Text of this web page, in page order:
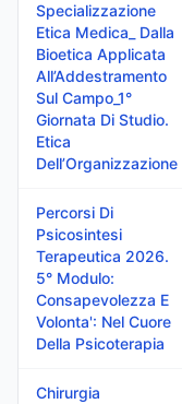
Specializzazione
Etica Medica_ Dalla
Bioetica Applicata
All’Addestramento
Sul Campo_1°
Giornata Di Studio.
Etica
Dell’Organizzazione
Percorsi Di
Psicosintesi
Terapeutica 2026.
5° Modulo:
Consapevolezza E
Volonta': Nel Cuore
Della Psicoterapia
Chirurgia